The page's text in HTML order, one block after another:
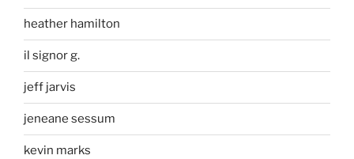
heather hamilton
il signor g.
jeff jarvis
jeneane sessum
kevin marks